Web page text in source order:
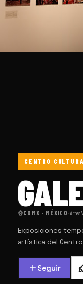
CENTRO
CDMX · MÉXICO·Artes
Exposiciones
artística del
Seguir